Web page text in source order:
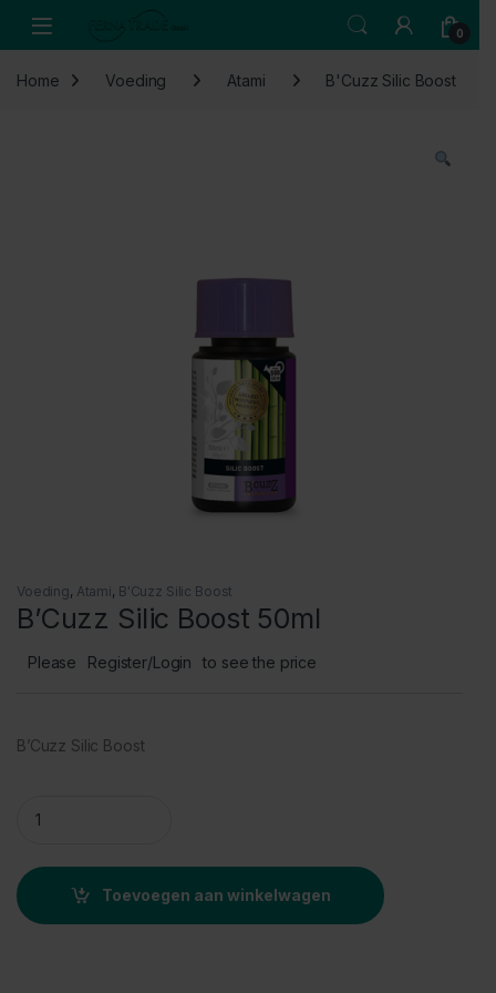
Open 0
Home Voeding Atami B'Cuzz Silic Boost
Voeding, Atami, B'Cuzz Silic Boost
B’Cuzz Silic Boost 50ml
Please Register/Login to see the price
B’Cuzz Silic Boost
Toevoegen aan winkelwagen